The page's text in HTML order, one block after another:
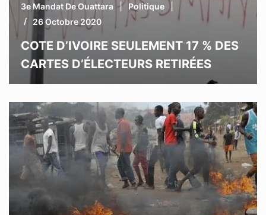
3e Mandat De Ouattara
Politique
26 Octobre 2020
COTE D’IVOIRE SEULEMENT 17 % DES
CARTES D’ÉLECTEURS RETIRÉES